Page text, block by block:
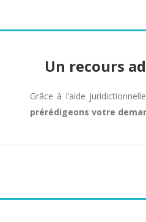
Un recours
Grâce à l’aide
prérédigeons votre